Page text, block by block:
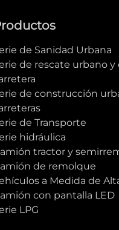
de Sanidad Urbana
de rescate urbano y
de construcción
de Transporte
hidráulica
tractor y
de remolque
a Medida de
con pantalla LED
LPG